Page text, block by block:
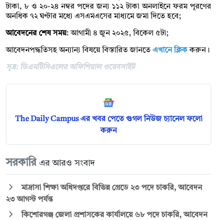
টাকা, ৮ ও ২০-২৪ নম্বর পদের জন্য ১১২ টাকা অনলাইনে ফরম পূরণের
অনধিক ৭২ ঘণ্টার মধ্যে এসএমএসের মাধ্যমে জমা দিতে হবে;
আবেদনের শেষ সময়: আগামী ৪ জুন ২০২৫, বিকেল ৫টা;
আবেদনপদ্ধতিসহ অন্যান্য বিষয়ে বিস্তারিত জানতে এখানে ক্লিককরুন।
সূত্র: ডিএমটিসিএলের অফিশিয়াল ওয়েবসাইট
The Daily Campus এর খবর পেতে গুগল নিউজ চ্যানেল ফলো
করুন
সরকারি এর আরও সংবাদ
মাদ্রাসা শিক্ষা অধিদপ্তরে বিভিন্ন গ্রেডে ২৩ পদে চাকরি, আবেদন
২৩ আগস্ট পর্যন্ত
কিশোরগঞ্জ জেলা প্রশাসকের কার্যালয়ে ৬৮ পদে চাকরি, আবেদন